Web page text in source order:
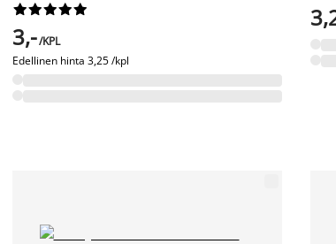






3,-/KPL
Edellinen hinta 3,25 /kpl